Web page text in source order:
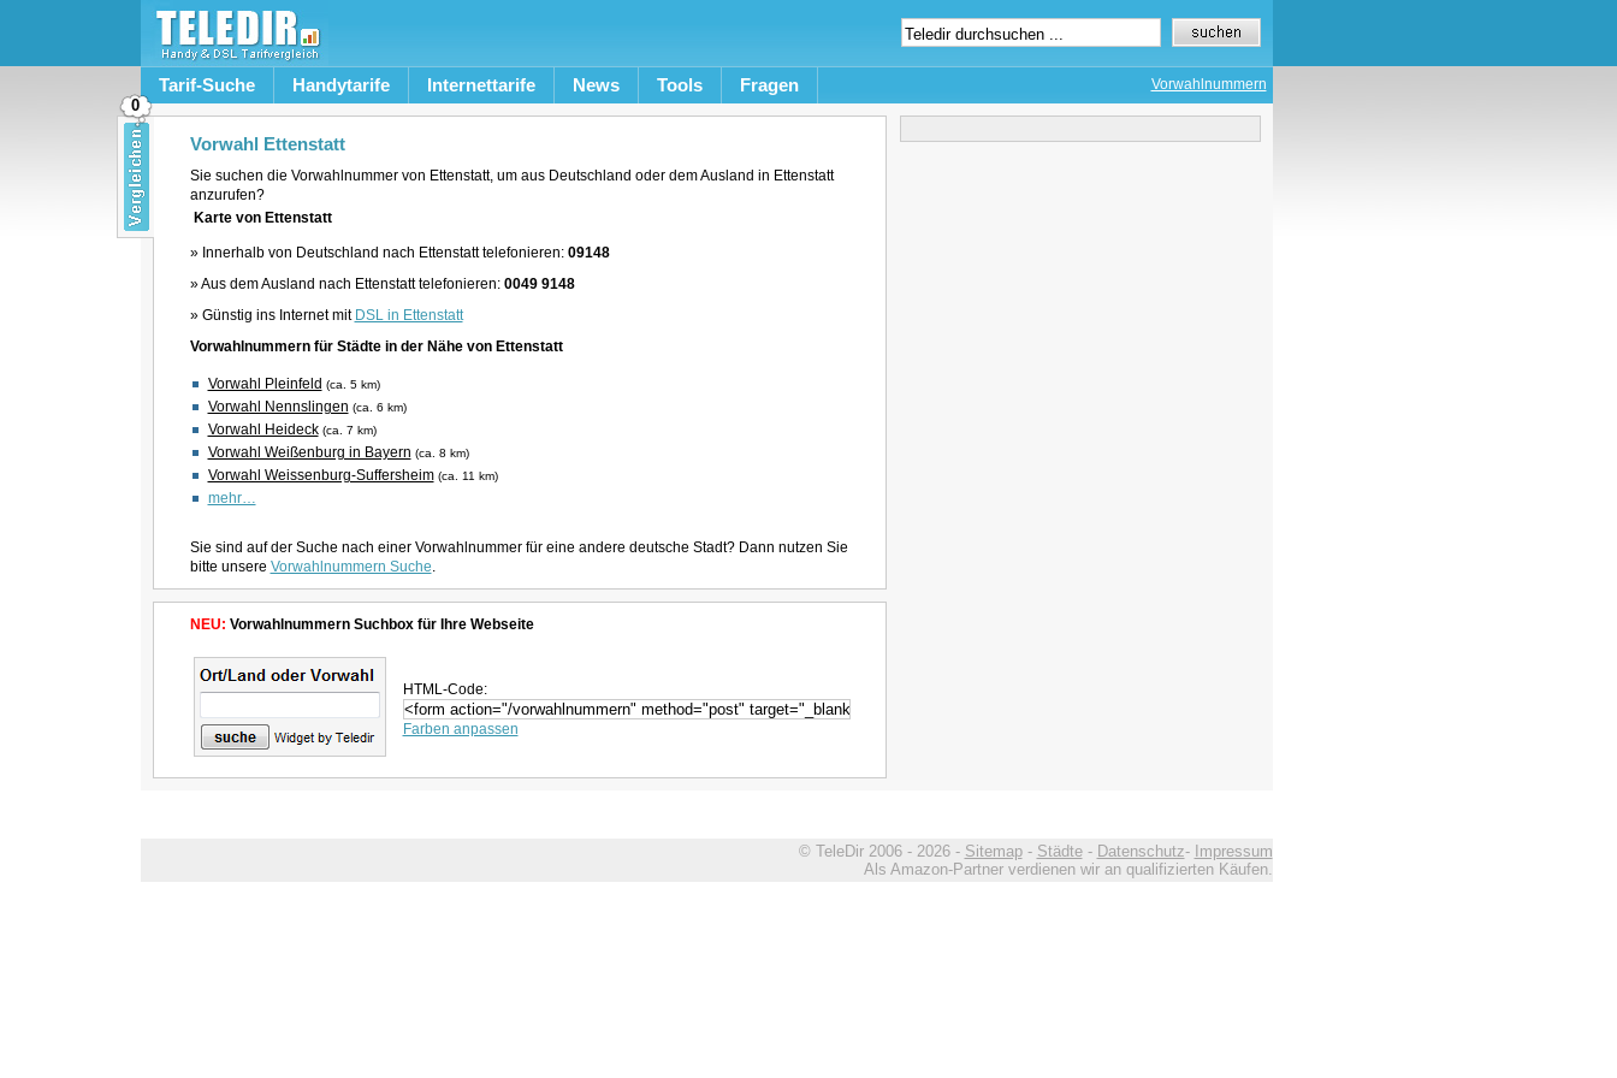
Tarif-Suche Handytarife Internettarife News Tools Fragen Vorwahlnummern
Vorwahl Ettenstatt
Sie suchen die Vorwahlnummer von Ettenstatt, um aus Deutschland oder dem Ausland in Ettenstatt
anzurufen?
Karte von Ettenstatt
» Innerhalb von Deutschland nach Ettenstatt telefonieren: 09148
» Aus dem Ausland nach Ettenstatt telefonieren: 0049 9148
» Günstig ins Internet mit DSL in Ettenstatt
Vorwahlnummern für Städte in der Nähe von Ettenstatt
Vorwahl Pleinfeld (ca. 5 km)
Vorwahl Nennslingen (ca. 6 km)
Vorwahl Heideck (ca. 7 km)
Vorwahl Weißenburg in Bayern (ca. 8 km)
Vorwahl Weissenburg-Suffersheim (ca. 11 km)
mehr…
Sie sind auf der Suche nach einer Vorwahlnummer für eine andere deutsche Stadt? Dann nutzen Sie
bitte unsere Vorwahlnummern Suche.
NEU: Vorwahlnummern Suchbox für Ihre Webseite
HTML-Code:
Farben anpassen
© TeleDir 2006 - 2026 - Sitemap- Städte- Datenschutz- Impressum
Als Amazon-Partner verdienen wir an qualifizierten Käufen.
0